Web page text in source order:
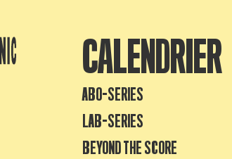
CALENDRIER
ABO-SERIES
LAB-SERIES
BEYOND THE SCORE